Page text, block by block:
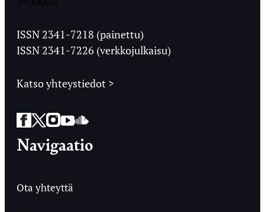
Ylioppilaslehti
ISSN 2341-7218 (painettu)
ISSN 2341-7226 (verkkojulkaisu)
Katso yhteystiedot >
Facebook
Twitter
Instagram
YouTube
SoundCloud
Navigaatio
Ota yhteyttä